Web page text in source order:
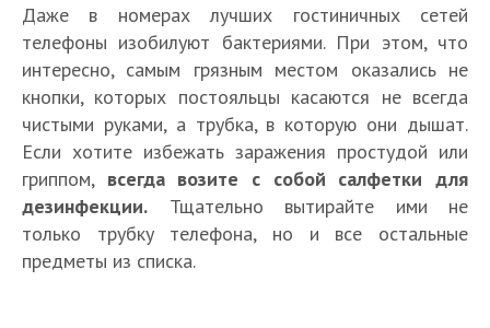
Даже в номерах лучших гостиничных сетей
телефоны изобилуют бактериями. При этом, что
интересно, самым грязным местом оказались не
кнопки, которых постояльцы касаются не всегда
чистыми руками, а трубка, в которую они дышат.
Если хотите избежать заражения простудой или
гриппом, всегда возите с собой салфетки для
дезинфекции. Тщательно вытирайте ими не
только трубку телефона, но и все остальные
предметы из списка.